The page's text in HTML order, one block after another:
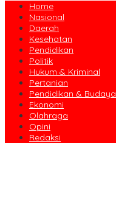
Home
Nasional
Daerah
Kesehatan
Pendidikan
Politik
Hukum & Kriminal
Pertanian
Pendidikan & Budaya
Ekonomi
Olahraga
Opini
Redaksi